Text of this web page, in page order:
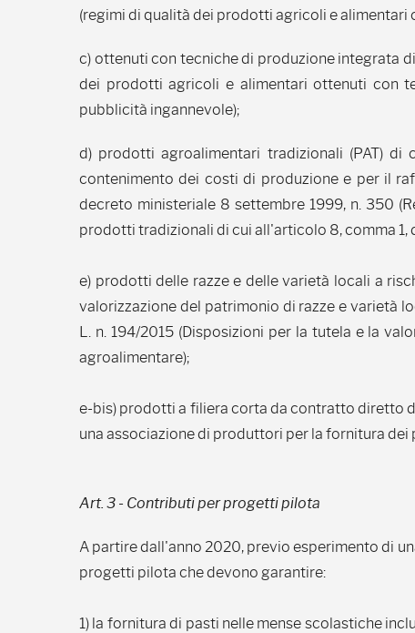
(regimi di qualità dei prodotti agricoli e alimentari
c) ottenuti con tecniche di produzione integrata
dei prodotti agricoli e alimentari ottenuti con
pubblicità ingannevole);
d) prodotti agroalimentari tradizionali (PAT) di
contenimento dei costi di produzione e per il
decreto ministeriale 8 settembre 1999, n. 350
prodotti tradizionali di cui all'articolo 8, comma 1,
e) prodotti delle razze e delle varietà locali a
valorizzazione del patrimonio di razze e varietà
L. n. 194/2015 (Disposizioni per la tutela e la
agroalimentare);
e-bis) prodotti a filiera corta da contratto diretto
una associazione di produttori per la fornitura dei
Art. 3 - Contributi per progetti pilota
A partire dall'anno 2020, previo esperimento di
progetti pilota che devono garantire:
1) la fornitura di pasti nelle mense scolastiche